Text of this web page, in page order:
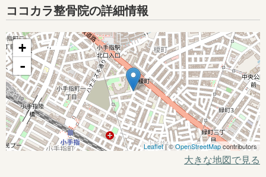
ココカラ整骨院の詳細情報
+
-
Leaflet| ©OpenStreetMapcontributors
大きな地図で見る